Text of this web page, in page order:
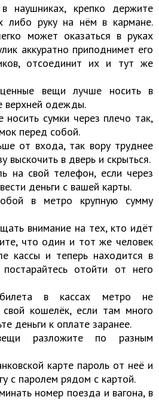
наушниках, крепко держите
либо руку на нём в кармане.
может оказаться в руках
аккуратно приподнимет его
отсоединит их и тут же
вещи лучше носить в
верхней одежды.
сумки через плечо так,
перед собой.
от входа, так вору труднее
выскочить в дверь и скрыться.
на свой телефон, если через
деньги с вашей карты.
в метро крупную сумму
внимание на тех, кто идёт
что один и тот же человек
кассы и теперь находится в
отойти от него
в кассах метро не
свой кошелёк, если там много
деньги к оплате заранее.
разложите по разным
карте пароль от неё и
с паролем рядом с картой.
номер поезда и вагона, в